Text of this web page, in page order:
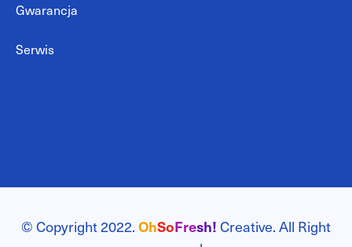
Gwarancja
Serwis
© Copyright 2022. OhSoFresh! Creative. All Right